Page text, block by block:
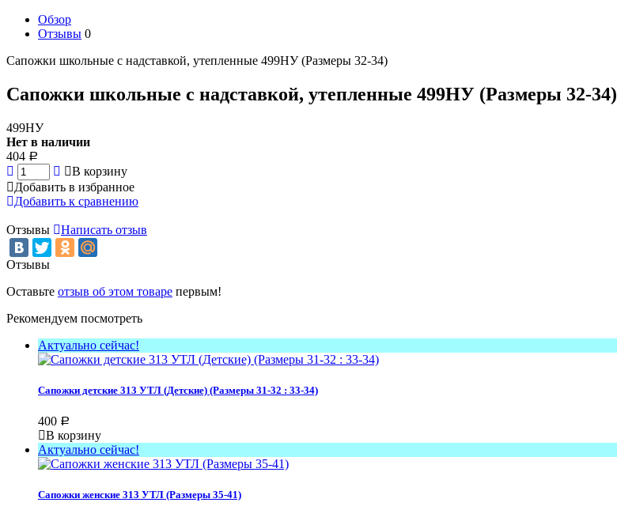
Обзор
Отзывы 0
Сапожки школьные с надставкой, утепленные 499НУ (Размеры 32-34)
Сапожки школьные с надставкой, утепленные 499НУ (Размеры 32-34)
499НУ
Нет в наличии
404 Р
В корзину
Добавить в избранное
Добавить к сравнению
Отзывы Написать отзыв
Отзывы
Оставьте отзыв об этом товаре первым!
Рекомендуем посмотреть
Актуально сейчас!
Сапожки детские 313 УТЛ (Детские) (Размеры 31-32 : 33-34)
400 Р
В корзину
Актуально сейчас!
Сапожки женские 313 УТЛ (Размеры 35-41)